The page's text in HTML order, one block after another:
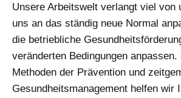
Unsere Arbeitswelt verlangt viel von
uns an das ständig neue Normal
die betriebliche
veränderten Bedingungen anpassen.
Methoden der Prävention und
Gesundheitsmanagement helfen wir